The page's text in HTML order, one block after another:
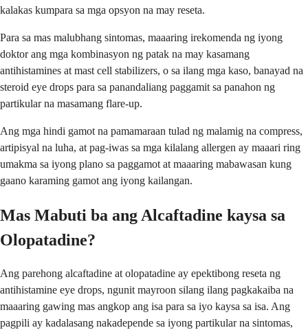
kalakas kumpara sa mga opsyon na may reseta.
Para sa mas malubhang sintomas, maaaring irekomenda ng iyong
doktor ang mga kombinasyon ng patak na may kasamang
antihistamines at mast cell stabilizers, o sa ilang mga kaso, banayad na
steroid eye drops para sa panandaliang paggamit sa panahon ng
partikular na masamang flare-up.
Ang mga hindi gamot na pamamaraan tulad ng malamig na compress,
artipisyal na luha, at pag-iwas sa mga kilalang allergen ay maaari ring
umakma sa iyong plano sa paggamot at maaaring mabawasan kung
gaano karaming gamot ang iyong kailangan.
Mas Mabuti ba ang Alcaftadine kaysa sa
Olopatadine?
Ang parehong alcaftadine at olopatadine ay epektibong reseta ng
antihistamine eye drops, ngunit mayroon silang ilang pagkakaiba na
maaaring gawing mas angkop ang isa para sa iyo kaysa sa isa. Ang
pagpili ay kadalasang nakadepende sa iyong partikular na sintomas,